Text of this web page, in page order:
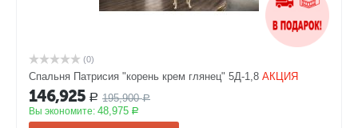
(0)
Спальня Патрисия "корень крем глянец" 5Д-1,8 АКЦИЯ
146,925 Р 195,900 Р
Вы экономите: 48,975 Р